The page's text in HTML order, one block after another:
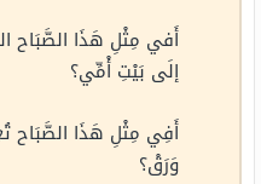
أَفي مِثْلِ هَذَا الصَّبَاح
إلَى بَيْتِ أْمِّي؟
أَفِي مِثْلِ هَذَا الصَّبَاح
وَرَقْ؟